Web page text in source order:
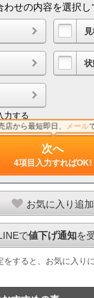
わせの内容を選択
力する
次へ
4項目入力すればOK!
店から最短即日、 メール
お気に入り追加
で値下げ通知を
をすると、お気に入り